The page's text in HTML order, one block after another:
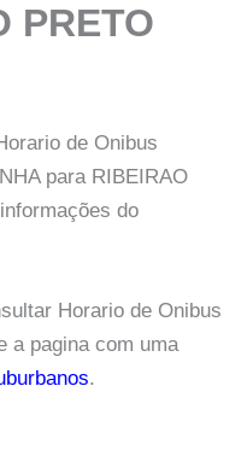
PRETO
de Onibus
para RIBEIRAO
do
Horario de Onibus
a pagina com uma
.